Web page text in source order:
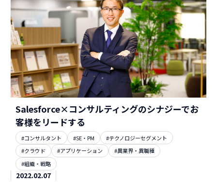
Salesforce×コンサルティングのシナジーでお
客様をリードする
#コンサルタント #SE・PM
#テクノロジーセグメント
#クラウド
#アプリケーション
#異業界・異職種
#組織・戦略
2022.02.07